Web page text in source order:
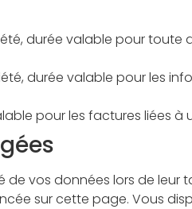
durée valable pour
durée valable pour les
pour les factures liées
de vos données lors de
sur cette page. Vous